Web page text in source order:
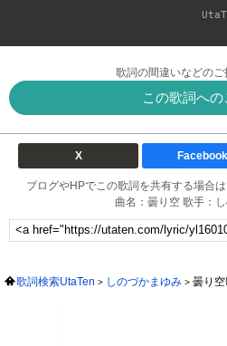
歌詞の間違いなどのご
この歌詞への
X Facebook
ブログやHPでこの歌詞を共有する場合
曲名：曇り空 歌手：
歌詞検索UtaTen しのづかまゆみ 曇り